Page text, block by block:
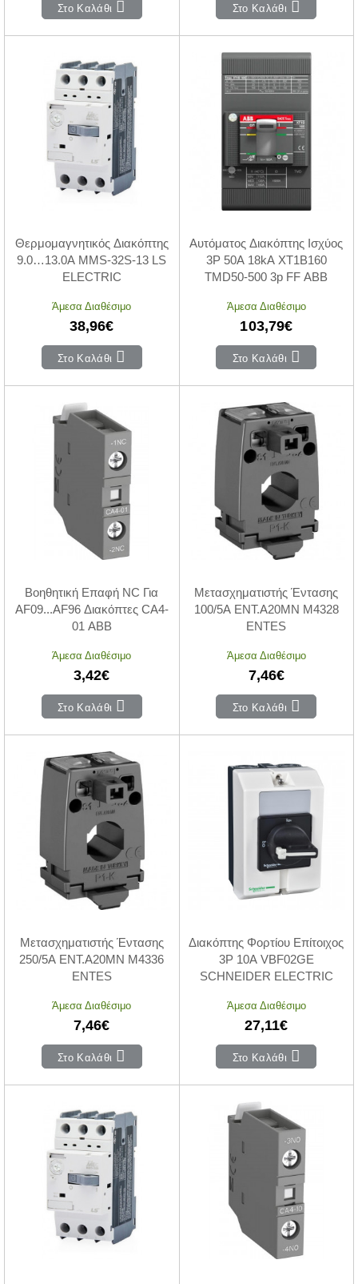
Στο Καλάθι Στο Καλάθι
Θερμομαγνητικός Διακόπτης
9.0…13.0Α MMS-32S-13 LS
ELECTRIC
Άμεσα Διαθέσιμο
38,96€
Στο Καλάθι
Αυτόματος Διακόπτης Ισχύος
3P 50A 18kA XT1B160
TMD50-500 3p FF ABB
Άμεσα Διαθέσιμο
103,79€
Στο Καλάθι
Βοηθητική Επαφή NC Για
AF09...AF96 Διακόπτες CA4-
01 ABB
Άμεσα Διαθέσιμο
3,42€
Στο Καλάθι
Μετασχηματιστής Έντασης
100/5A ΕΝΤ.Α20ΜΝ M4328
ENTES
Άμεσα Διαθέσιμο
7,46€
Στο Καλάθι
Μετασχηματιστής Έντασης
250/5A ΕΝΤ.Α20ΜΝ M4336
ENTES
Άμεσα Διαθέσιμο
7,46€
Στο Καλάθι
Διακόπτης Φορτίου Επίτοιχος
3P 10A VBF02GE
SCHNEIDER ELECTRIC
Άμεσα Διαθέσιμο
27,11€
Στο Καλάθι